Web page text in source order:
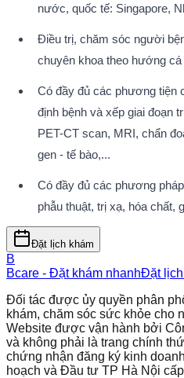
nước, quốc tế: Singapore,
Điều trị, chăm sóc người
chuyên khoa theo hướng
Có đầy đủ các phương tiện
định bệnh và xếp giai đoạn
PET-CT scan, MRI, chẩn
gen - tế bào,...
Có đầy đủ các phương
phẫu thuật, trị xạ, hóa chất,
Đặt lịch khám
B
Bcare - Đặt khám nhanhĐặt
Đối tác được ủy quyền phân
khám, chăm sóc sức khỏe cho
Website được vận hành bởi
và không phải là trang chính
chứng nhận đăng ký kinh
hoạch và Đầu tư TP Hà Nội